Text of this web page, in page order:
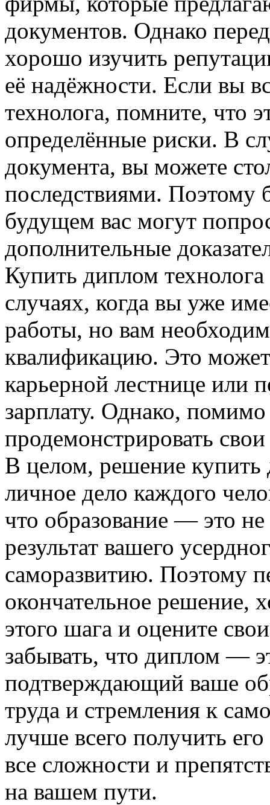
документов. Однако
хорошо изучить
её надёжности. Если вы
технолога, помните, что
определённые риски. В
документа, вы можете
последствиями. Поэтому
будущем вас могут
дополнительные
Купить диплом
случаях, когда вы уже
работы, но вам
квалификацию. Это
карьерной лестнице или
зарплату. Однако,
продемонстрировать
В целом, решение
личное дело каждого
что образование — это
результат вашего
саморазвитию. Поэтому
окончательное решение,
этого шага и оцените
забывать, что диплом —
подтверждающий ваше
труда и стремления к
лучше всего получить
все сложности и
на вашем пути.